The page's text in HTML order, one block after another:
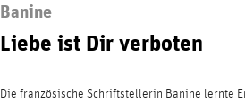
Banine
Liebe ist Dir verboten
Die französische Schriftstellerin Banine lernte